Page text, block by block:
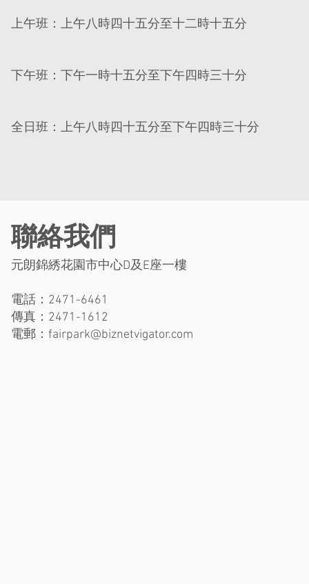
上午班：上午八時四十五分至十二時十五分
下午班：下午一時十五分至下午四時三十分
全日班：上午八時四十五分至下午四時三十分
聯絡我們
元朗錦綉花園市中心D及E座一樓
電話：2471-6461
傳真：2471-1612
電郵： fairpark@biznetvigator.com